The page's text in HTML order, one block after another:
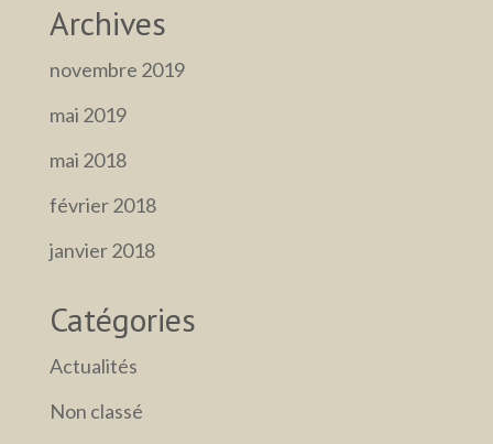
Archives
novembre 2019
mai 2019
mai 2018
février 2018
janvier 2018
Catégories
Actualités
Non classé